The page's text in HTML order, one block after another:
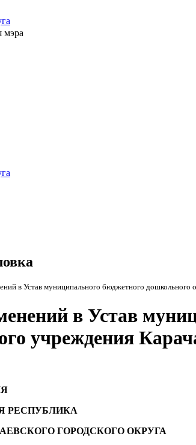
мэра
в Устав муниципального бюджетного дошкольного
в Устав
учреждения
РЕСПУБЛИКА
ГОРОДСКОГО ОКРУГА